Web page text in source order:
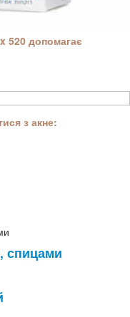
520 допомагає
з акне:
спицами